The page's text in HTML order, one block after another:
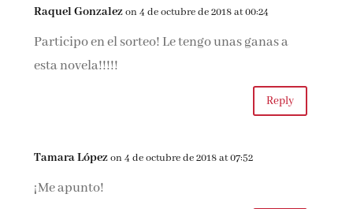
Raquel Gonzalezon 4 de octubre de 2018 at 00:24
Participo en el sorteo! Le tengo unas ganas a
esta novela!!!!!
Reply
Tamara Lópezon 4 de octubre de 2018 at 07:52
¡Me apunto!